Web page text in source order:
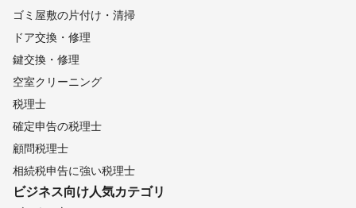
ゴミ屋敷の片付け・清掃
ドア交換・修理
鍵交換・修理
空室クリーニング
税理士
確定申告の税理士
顧問税理士
相続税申告に強い税理士
ビジネス向け人気カテゴリ